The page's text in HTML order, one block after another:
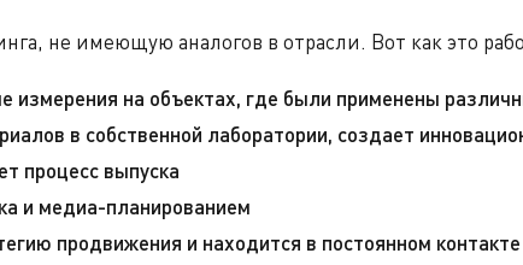
не имеющую аналогов в отрасли. Вот как это
измерения на объектах, где были применены
в собственной лаборатории, создает
процесс выпуска
и медиа-планированием
продвижения и находится в постоянном